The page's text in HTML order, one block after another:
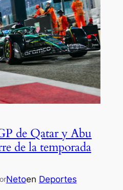
de Qatar y Abu
de la temporada
Netoen Deportes